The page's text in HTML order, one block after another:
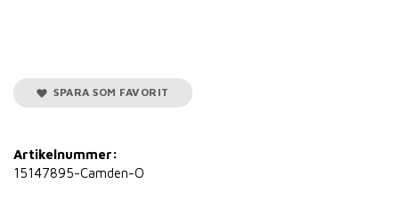
SPARA SOM FAVORIT
Artikelnummer:
15147895-Camden-O